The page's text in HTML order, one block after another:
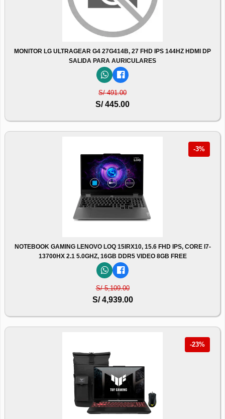
MONITOR LG ULTRAGEAR G4 27G414B, 27 FHD IPS 144HZ HDMI DP
SALIDA PARA AURICULARES
S/ 491.00
S/ 445.00
-3%
NOTEBOOK GAMING LENOVO LOQ 15IRX10, 15.6 FHD IPS, CORE I7-
13700HX 2.1 5.0GHZ, 16GB DDR5 VIDEO 8GB FREE
S/ 5,109.00
S/ 4,939.00
-23%